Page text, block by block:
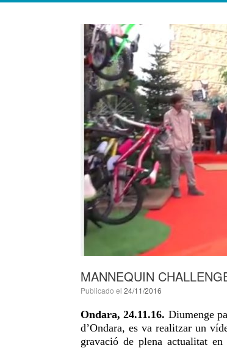
MANNEQUIN
Publicado el 24/11/2016
Ondara, 24.11.16. Diumenge
d’Ondara, es va realitzar un
gravació de plena actualitat